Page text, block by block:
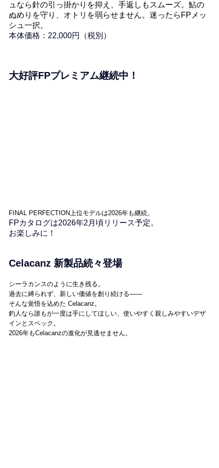
ュなら針の引っ掛かりを抑え、手返しもスムーズ。鮎の
ぬめりを守り、オトリを弱らせません。迷ったらFPメッ
シュ一択。
本体価格：22,000円（税別）
大好評FPプレミアム継続中！
FINAL PERFECTION上位モデルは2026年も継続。
FPカタログは2026年2月頃リリース予定。
お楽しみに！
Celacanz 新製品続々登場
シーラカンスのように生き残る。
過去に縛られず、新しい価値を創り続ける——
そんな覚悟を込めた Celacanz。
釣人なら誰もが一度は手にしてほしい、使いやすく親しみやすいデザ
インとスペック。
2026年もCelacanzの進化が見逃せません。